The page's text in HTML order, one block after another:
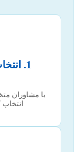
1.
با مشاوران
انتخاب